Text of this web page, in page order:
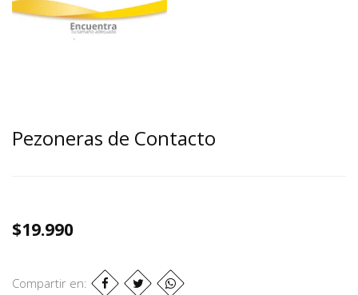
Pezoneras de Contacto
$19.990
Compartir en: